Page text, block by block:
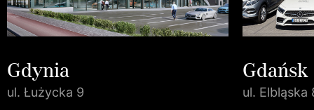
Gdynia
ul. Łużycka 9
Gdańsk
ul. Elbląska